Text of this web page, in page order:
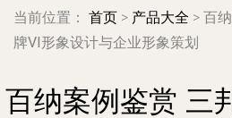
当前位置： 首页 > 产品大全 > 百
牌VI形象设计与企业形象策划
百纳案例鉴赏 三